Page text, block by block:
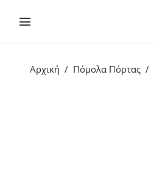
Αρχική Πόμολα Πόρτας